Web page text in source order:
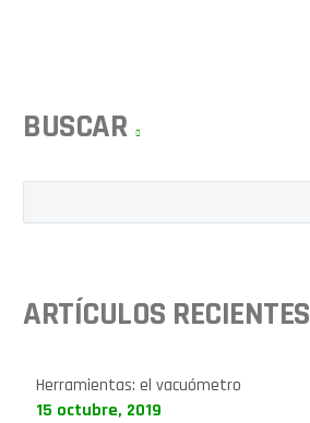
BUSCAR
ARTÍCULOS RECIENTES
Herramientas: el vacuómetro
15 octubre, 2019